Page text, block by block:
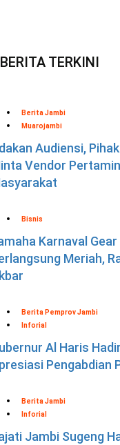
BERITA TERKINI
Berita Jambi
Muarojambi
Audiensi,
Vendor
Bisnis
Karnaval
Meriah,
Berita Pemprov Jambi
Inforial
Al Haris
Pengabdian
Berita Jambi
Inforial
Jambi Sugeng